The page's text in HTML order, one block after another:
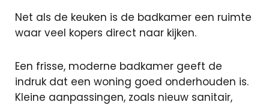
Net als de keuken is de badkamer een ruimte
waar veel kopers direct naar kijken.
Een frisse, moderne badkamer geeft de
indruk dat een woning goed onderhouden is.
Kleine aanpassingen, zoals nieuw sanitair,